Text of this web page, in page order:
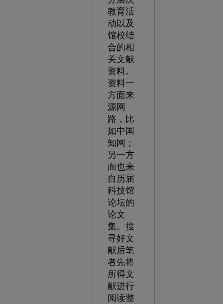
教育活
动以及
馆校结
合的相
关文献
资料。
资料一
方面来
源网
路，比
如中国
知网；
另一方
面也来
自历届
科技馆
论坛的
论文
集。搜
寻好文
献后笔
者先将
所得文
献进行
阅读整